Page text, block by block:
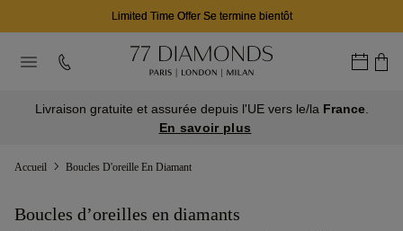
03 J 19 H 39 M
Livraison gratuite et assurée depuis l'UE vers le/la France.
En savoir plus
Accueil Boucles D'oreille En Diamant
Boucles d’oreilles en diamants